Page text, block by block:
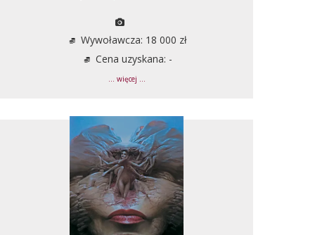
Wywoławcza: 18 000 zł
Cena uzyskana: -
... więcej ...